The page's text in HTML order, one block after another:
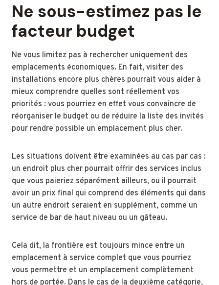
Ne sous-estimez pas le
facteur budget
Ne vous limitez pas à rechercher uniquement des
emplacements économiques. En fait, visiter des
installations encore plus chères pourrait vous aider à
mieux comprendre quelles sont réellement vos
priorités : vous pourriez en effet vous convaincre de
réorganiser le budget ou de réduire la liste des invités
pour rendre possible un emplacement plus cher.
Les situations doivent être examinées au cas par cas :
un endroit plus cher pourrait offrir des services inclus
que vous paieriez séparément ailleurs, ou il pourrait
avoir un prix final qui comprend des éléments qui dans
un autre endroit seraient en supplément, comme un
service de bar de haut niveau ou un gâteau.
Cela dit, la frontière est toujours mince entre un
emplacement à service complet que vous pourriez
vous permettre et un emplacement complètement
hors de portée. Dans le cas de la deuxième catégorie,